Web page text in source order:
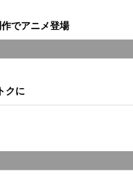
でアニメ登場
クに